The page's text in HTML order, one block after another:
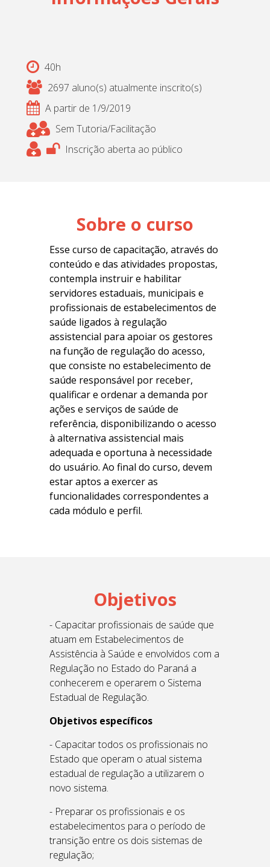
40h
2697 aluno(s) atualmente inscrito(s)
A partir de 1/9/2019
Sem Tutoria/Facilitação
Inscrição aberta ao público
Sobre o curso
Esse curso de capacitação, através do
conteúdo e das atividades propostas,
contempla instruir e habilitar
servidores estaduais, municipais e
profissionais de estabelecimentos de
saúde ligados à regulação
assistencial para apoiar os gestores
na função de regulação do acesso,
que consiste no estabelecimento de
saúde responsável por receber,
qualificar e ordenar a demanda por
ações e serviços de saúde de
referência, disponibilizando o acesso
à alternativa assistencial mais
adequada e oportuna à necessidade
do usuário. Ao final do curso, devem
estar aptos a exercer as
funcionalidades correspondentes a
cada módulo e perfil.
Objetivos
- Capacitar profissionais de saúde que
atuam em Estabelecimentos de
Assistência à Saúde e envolvidos com a
Regulação no Estado do Paraná a
conhecerem e operarem o Sistema
Estadual de Regulação.
Objetivos específicos
- Capacitar todos os profissionais no
Estado que operam o atual sistema
estadual de regulação a utilizarem o
novo sistema.
- Preparar os profissionais e os
estabelecimentos para o período de
transição entre os dois sistemas de
regulação;